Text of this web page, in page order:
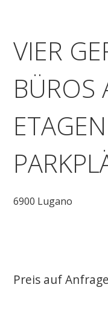
VIER
BÜROS
6900 Lugano
Preis auf Anfrage